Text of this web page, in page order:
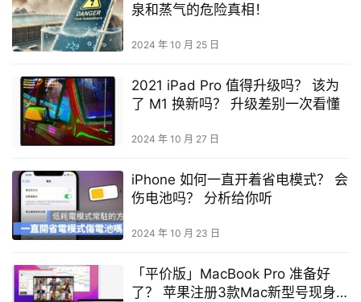
泉和蒸气的危险真相！
2024 年 10 月 25 日
2021 iPad Pro 值得升级吗？ 该为
了 M1 换新吗？ 升级差别一次看懂
2024 年 10 月 27 日
iPhone 如何一直开着省电模式？ 会
伤电池吗？ 分析给你听
2024 年 10 月 23 日
「平价版」MacBook Pro 准备好
了？ 苹果注册3款Mac新型号现身